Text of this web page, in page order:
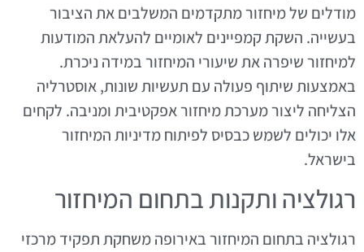
מודלים של מיחזור מתקדמים המשלבים את הציבור
בעשייה. השקת קמפיינים לאומיים להעלאת המודעות
למיחזור שיפרה את שיעורי המיחזור במידה ניכרת.
באמצעות שיתוף פעולה עם תעשיות שונות, אוסטרליה
הצליחה ליצור מערכת מיחזור אפקטיבית ומניבה. לקחים
אלו יכולים לשמש כבסיס לפיתוח מדיניות המיחזור
בישראל.
רגולציה ותקנות בתחום המיחזור
רגולציה בתחום המיחזור באירופה משחקת תפקיד מרכזי